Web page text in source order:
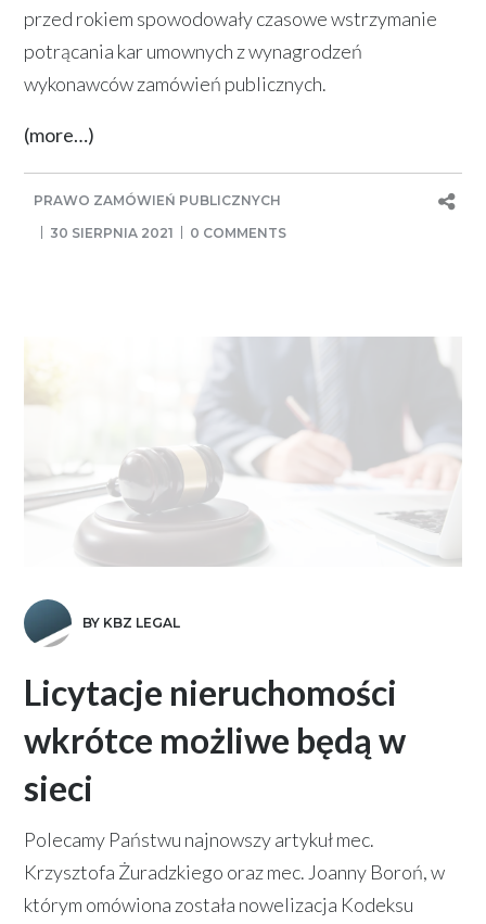
przed rokiem spowodowały czasowe wstrzymanie
potrącania kar umownych z wynagrodzeń
wykonawców zamówień publicznych.
(more…)
PRAWO ZAMÓWIEŃ PUBLICZNYCH
30 SIERPNIA 2021
0 COMMENTS
BY KBZ LEGAL
Licytacje nieruchomości
wkrótce możliwe będą w
sieci
Polecamy Państwu najnowszy artykuł mec.
Krzysztofa Żuradzkiego oraz mec. Joanny Boroń, w
którym omówiona została nowelizacja Kodeksu